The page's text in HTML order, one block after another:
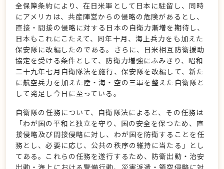
全保障条約により、在日米軍として日本に駐留し、同時
にアメリカは、共産陣営からの侵略の危険があるとし、
直接・間接の侵略に対する日本の自衛力漸増を期待し、
日本もこれにこたえて、同年十月、海上兵力をも加えた
保安隊に改編したのである。さらに、日米相互防衛援助
協定を受ける条件として、防衛力増強にふみきり、昭和
二十九年七月自衛隊法を施行、保安隊を改編して、新た
に航空兵力を加えた陸・海・空の三軍を整えた自衛隊と
して発足し今日に至っている。
自衛隊の任務について、自衛隊法によると、その任務は
「わが国の平和と独立を守り、国の安全を保つため、直
接侵略及び間接侵略に対し、わが国を防衛することを任
務とし、必要に応じ、公共の秩序の維持に当たる」とし
てある。これらの任務を遂行するため、防衛出動・治安
出動・海上における警備行動、災害派遣・領空侵略に対